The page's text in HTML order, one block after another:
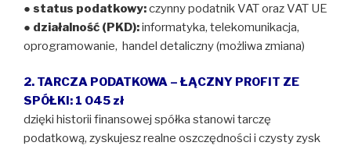
● status podatkowy:czynny podatnik VAT oraz VAT UE
● działalność (PKD):informatyka, telekomunikacja,
oprogramowanie, handel detaliczny (możliwa zmiana)
2. TARCZA PODATKOWA – ŁĄCZNY PROFIT ZE
SPÓŁKI: 1 045 zł
dzięki historii finansowej spółka stanowi tarczę
podatkową, zyskujesz realne oszczędności i czysty zysk